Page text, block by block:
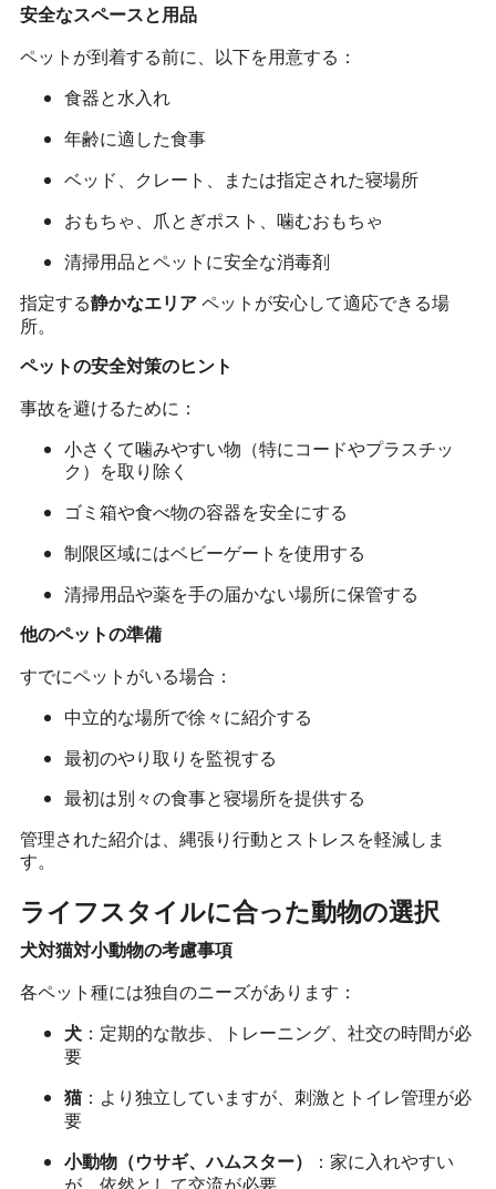
安全なスペースと用品
ペットが到着する前に、以下を用意する：
食器と水入れ
年齢に適した食事
ベッド、クレート、または指定された寝場所
おもちゃ、爪とぎポスト、噛むおもちゃ
清掃用品とペットに安全な消毒剤
指定する静かなエリア ペットが安心して適応できる場
所。
ペットの安全対策のヒント
事故を避けるために：
小さくて噛みやすい物（特にコードやプラスチッ
ク）を取り除く
ゴミ箱や食べ物の容器を安全にする
制限区域にはベビーゲートを使用する
清掃用品や薬を手の届かない場所に保管する
他のペットの準備
すでにペットがいる場合：
中立的な場所で徐々に紹介する
最初のやり取りを監視する
最初は別々の食事と寝場所を提供する
管理された紹介は、縄張り行動とストレスを軽減しま
す。
ライフスタイルに合った動物の選択
犬対猫対小動物の考慮事項
各ペット種には独自のニーズがあります：
犬 ：定期的な散歩、トレーニング、社交の時間が必
要
猫：より独立していますが、刺激とトイレ管理が必
要
小動物（ウサギ、ハムスター）
：家に入れやすい